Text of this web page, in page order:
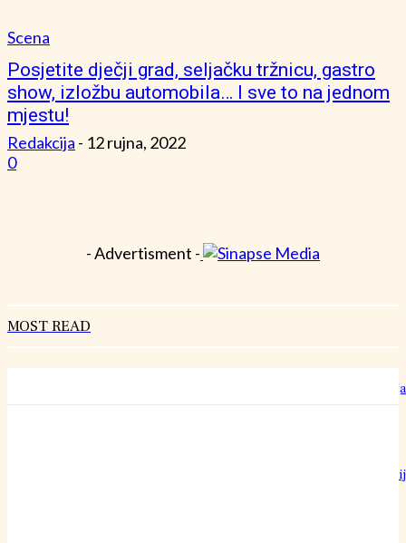
Scena
Posjetite dječji grad, seljačku tržnicu, gastro
show, izložbu automobila… I sve to na jednom
mjestu!
Redakcija - 12 rujna, 2022
0
- Advertisment -
MOST READ
Hrvatski rekorderi rasta: Kako izgleda rad u “šestoj brzini” bez
Može li običan pamučni konac doista nadmašiti preciznost